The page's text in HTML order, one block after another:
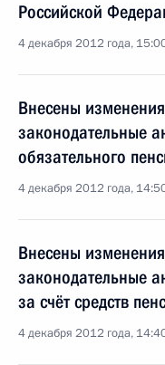
Российской
4 декабря 2012 года,
Внесены
законодательные
обязательного
4 декабря 2012 года,
Внесены
законодательные
за счёт средств
4 декабря 2012 года,